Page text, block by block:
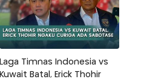
Laga Timnas Indonesia vs
Kuwait Batal, Erick Thohir